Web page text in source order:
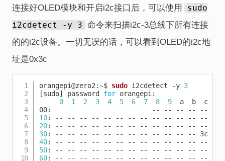
连接好OLED模块和开启i2c接口后，可以使用
sudo
i2cdetect -y 3 命令来扫描i2c-3总线下所有连接
的的i2c设备。一切无误的话，可以看到OLED的i2c地
址是0x3c
orangepi@zero2:~$ sudo i2cdetect -y 3
[sudo] password for orangepi:
0
1 2 3 4 5 6 7 8 9
a  b  c  d
10
20
30
40
50
60